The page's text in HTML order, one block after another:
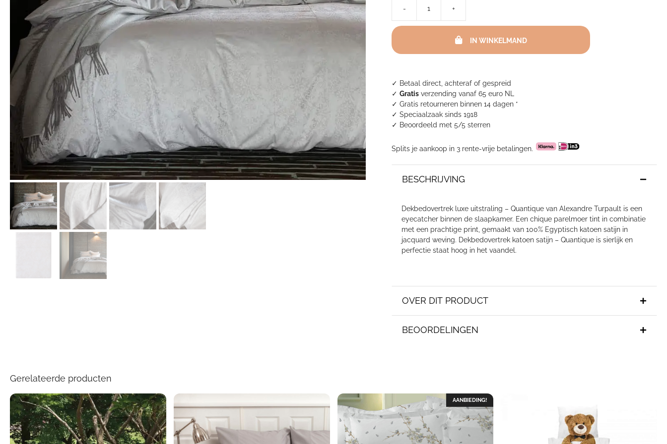
✓ Betaal direct, achteraf of gespreid
✓Gratis verzending vanaf 65 euro NL
✓ Gratis retourneren binnen 14 dagen *
✓ Speciaalzaak sinds 1918
✓ Beoordeeld met 5/5 sterren
Splits je aankoop in 3 rente-vrije betalingen.
BESCHRIJVING
Dekbedovertrek luxe uitstraling – Quantique van Alexandre Turpault is een
eyecatcher binnen de slaapkamer. Een chique parelmoer tint in combinatie
met een prachtige print, gemaakt van 100% Egyptisch katoen satijn in
jacquard weving. Dekbedovertrek katoen satijn – Quantique is sierlijk en
perfectie staat hoog in het vaandel.
OVER DIT PRODUCT
BEOORDELINGEN
-
Turpault
dekbedovertrek
katoen
satijn
aantal
+
IN WINKELMAND
Gerelateerde producten
AANBIEDING!